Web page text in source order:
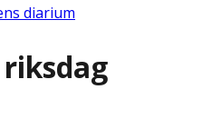
diarium
riksdag